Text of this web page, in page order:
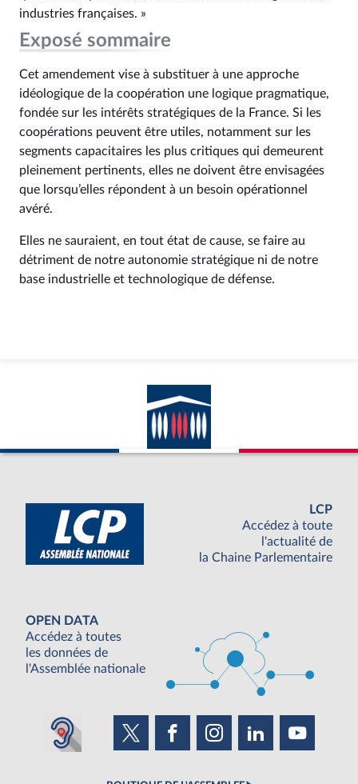
industries françaises. »
Exposé sommaire
Cet amendement vise à substituer à une approche
idéologique de la coopération une logique pragmatique,
fondée sur les intérêts stratégiques de la France. Si les
coopérations peuvent être utiles, notamment sur les
segments capacitaires les plus critiques qui demeurent
pleinement pertinents, elles ne doivent être envisagées
que lorsqu’elles répondent à un besoin opérationnel
avéré.
Elles ne sauraient, en tout état de cause, se faire au
détriment de notre autonomie stratégique ni de notre
base industrielle et technologique de défense.
LCP
Accédez à toute
l'actualité de
la Chaine Parlementaire
OPEN DATA
Accédez à toutes
les données de
l'Assemblée nationale